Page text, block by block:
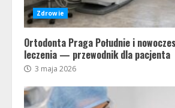
Zdrowie
Ortodonta Praga Południe i
leczenia — przewodnik dla pacjenta
3 maja 2026